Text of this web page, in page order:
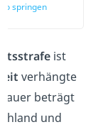
springen
ist
verhängte
beträgt
und